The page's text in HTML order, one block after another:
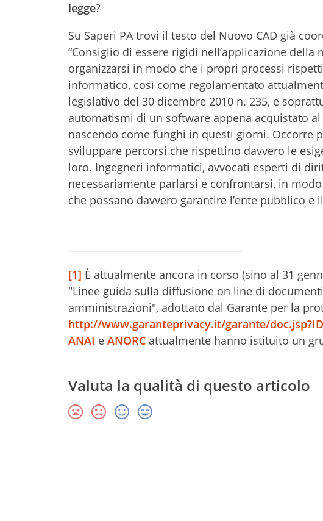
legge?
Su Saperi PA trovi il testo del Nuovo CAD già
“Consiglio di essere rigidi nell’applicazione
organizzarsi in modo che i propri processi
informatico, così come regolamentato
legislativo del 30 dicembre 2010 n. 235, e
automatismi di un software appena acquistato
nascendo come funghi in questi giorni. Occorre
sviluppare percorsi che rispettino davvero le
loro. Ingegneri informatici, avvocati esperti di
necessariamente parlarsi e confrontarsi, in
che possano davvero garantire l’ente pubblico e
[1] È attualmente ancora in corso (sino al 31
"Linee guida sulla diffusione on line di
amministrazioni", adottato dal Garante per la
http://www.garanteprivacy.it/garante/
ANAI e ANORC attualmente hanno istituito un
Valuta la qualità di questo articolo